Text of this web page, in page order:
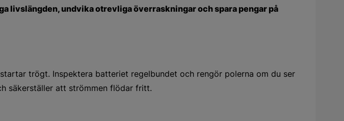
livslängden, undvika otrevliga överraskningar och spara pengar på
trögt. Inspektera batteriet regelbundet och rengör polerna om du ser
säkerställer att strömmen flödar fritt.